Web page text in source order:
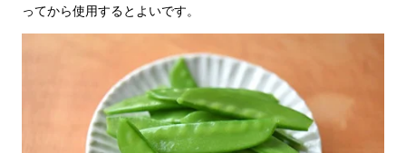
ってから使用するとよいです。